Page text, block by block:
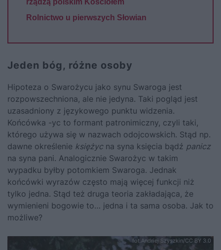
rządzą polskim Kościołem
Rolnictwo u pierwszych Słowian
Jeden bóg, różne osoby
Hipoteza o Swarożycu jako synu Swaroga jest
rozpowszechniona, ale nie jedyna. Taki pogląd jest
uzasadniony z językowego punktu widzenia.
Końcówka -yc to formant patronimiczny, czyli taki,
którego używa się w nazwach odojcowskich. Stąd np.
dawne określenie księżycna syna księcia bądź panicz
na syna pani. Analogicznie Swarożyc w takim
wypadku byłby potomkiem Swaroga. Jednak
końcówki wyrazów często mają więcej funkcji niż
tylko jedna. Stąd też druga teoria zakładająca, że
wymienieni bogowie to… jedna i ta sama osoba. Jak to
możliwe?
fot.Andriej Szyszkin/CC BY 3.0